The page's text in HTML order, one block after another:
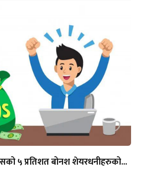
५ प्रतिशत बोनश शेयरधनीहरुको...